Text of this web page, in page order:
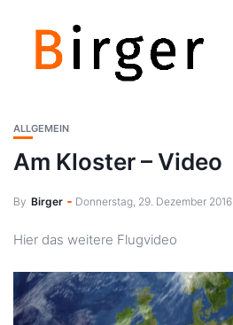
ALLGEMEIN
Am Kloster – Video
By Birger Donnerstag, 29. Dezember 2016
Hier das weitere Flugvideo